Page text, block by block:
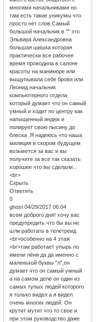
многими начальниками но
там есть такие уникумы что
просто нет слов.Самый
большой начальник в "" это
Эльвира Александровна
большая шишка которая
практически все рабочее
время проводила в салоне
красоты на маникюре или
выщупывала себе брови или
Леонид начальник
компьютерного отдела
который думает что он самый
умный и ходит по центру как
напыщенный индюк и
полирует свою лысину до
блеска .Я надеюсь что наша
милиция в скором будущем
возьмется за вас и вы
получите за все так сказать
хорошее что вы сделали...
<br>
Скрыть
Ответить
0
ghost 04/29/2017 06:04
всем доброго дня! хочу вас
предупредить что бы вы не
шли работать в телетреид
<br>особенно на 4 этаж
<br>там работает упырь по
имени лёня да да именно с
маленькой буквы "л",он
думает что он самый умный
а на самом деле он один из
самых тупых людей которого
я только видел а я видел
очень многих людей. Он
крутит мутит что то свое и
при этом руководство даже